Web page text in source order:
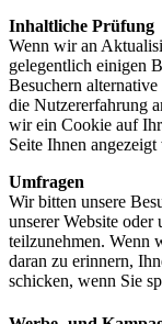
Inhaltliche Prüfung
Wenn wir an
gelegentlich einigen
Besuchern
die Nutzererfahrung
wir ein Cookie auf
Seite Ihnen angezeigt
Umfragen
Wir bitten unsere
unserer Website oder
teilzunehmen. Wenn
daran zu erinnern,
schicken, wenn Sie